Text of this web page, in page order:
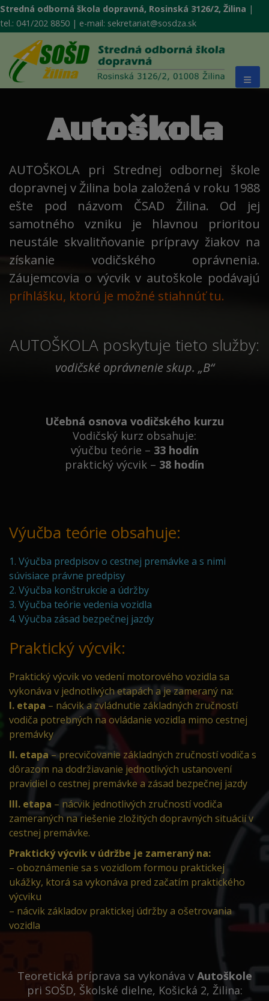
Stredná odborná škola dopravná, Rosinská 3126/2, Žilina |
tel.: 041/202 8850 | e-mail: sekretariat@sosdza.sk
Autoškola
AUTOŠKOLA pri Strednej odbornej škole
dopravnej v Žilina bola založená v roku 1988
ešte pod názvom ČSAD Žilina. Od jej
samotného vzniku je hlavnou prioritou
neustále skvalitňovanie prípravy žiakov na
získanie vodičského oprávnenia.
Záujemcovia o výcvik v autoškole podávajú
príhlášku, ktorú je možné stiahnúť tu.
AUTOŠKOLA poskytuje tieto služby:
vodičské oprávnenie skup. „B“
Učebná osnova vodičského kurzu
Vodičský kurz obsahuje:
výučbu teórie – 33 hodín
praktický výcvik – 38 hodín
Výučba teórie obsahuje:
1. Výučba predpisov o cestnej premávke a s nimi
súvisiace právne predpisy
2. Výučba konštrukcie a údržby
3. Výučba teórie vedenia vozidla
4. Výučba zásad bezpečnej jazdy
Praktický výcvik:
Praktický výcvik vo vedení motorového vozidla sa
vykonáva v jednotlivých etapách a je zameraný na:
I. etapa – nácvik a zvládnutie základných zručností
vodiča potrebných na ovládanie vozidla mimo cestnej
premávky
II. etapa – precvičovanie základných zručností vodiča s
dôrazom na dodržiavanie jednotlivých ustanovení
pravidiel o cestnej premávke a zásad bezpečnej jazdy
III. etapa – nácvik jednotlivých zručností vodiča
zameraných na riešenie zložitých dopravných situácií v
cestnej premávke.
Praktický výcvik v údržbe je zameraný na:
– oboznámenie sa s vozidlom formou praktickej
ukážky, ktorá sa vykonáva pred začatím praktického
výcviku
– nácvik základov praktickej údržby a ošetrovania
vozidla
Teoretická príprava sa vykonáva v Autoškole
pri SOŠD, Školské dielne, Košická 2, Žilina: